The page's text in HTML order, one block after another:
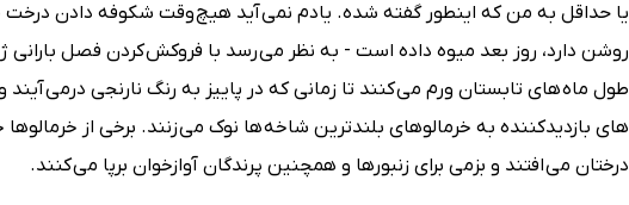
یا حداقل به من که اینطور گفته شده. یادم نمی آید هیچ وقت شکوفه دادن درخت
روشن دارد، روز بعد میوه داده است - به نظر می رسد با فروکش کردن فصل
طول ماه های تابستان ورم می کنند تا زمانی که در پاییز به رنگ نارنجی درمی
های بازدیدکننده به خرمالوهای بلندترین شاخه ها نوک می زنند. برخی از
درختان می افتند و بزمی برای زنبورها و همچنین پرندگان آوازخوان برپا می کنند.